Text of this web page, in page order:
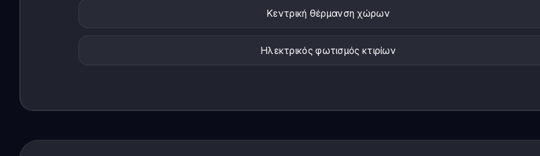
Κεντρική θέρμανση χώρων
Ηλεκτρικός φωτισμός κτιρίων